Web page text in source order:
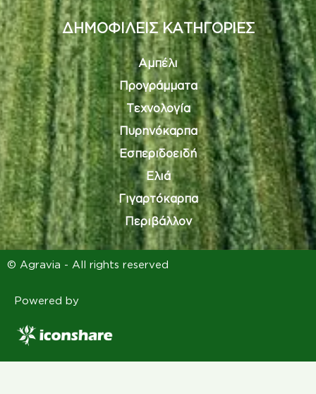
ΔΗΜΟΦΙΛΕΙΣ ΚΑΤΗΓΟΡΙΕΣ
Αμπέλι
Προγράμματα
Τεχνολογία
Πυρηνόκαρπα
Εσπεριδοειδή
Ελιά
Γιγαρτόκαρπα
Περιβάλλον
© Agravia - All rights reserved
Powered by